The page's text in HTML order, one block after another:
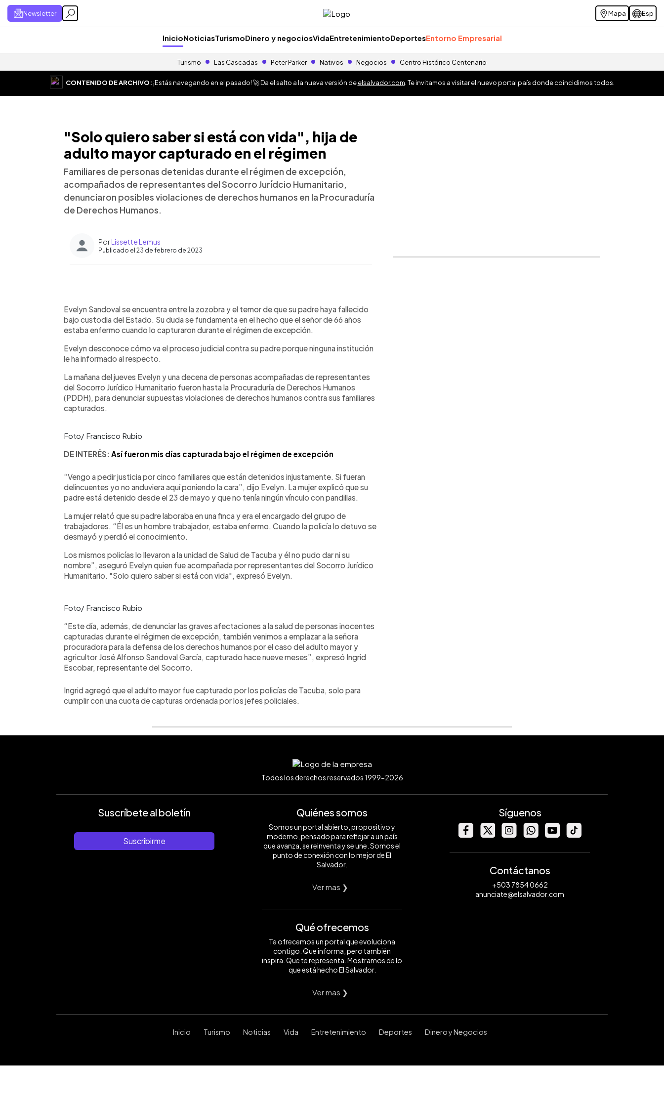
Newsletter Mapa Esp
InicioNoticiasTurismoDinero y negociosVidaEntretenimientoDeportesEntorno Empresarial
Turismo Las Cascadas Peter Parker Nativos Negocios Centro Histórico Centenario
CONTENIDO DE ARCHIVO:¡Estás navegando en el pasado! 🚀 Da el salto a la nueva versión deelsalvador.com . Te invitamos a visitar el nuevo portal país donde coincidimos todos.
"Solo quiero saber si está con vida", hija de
adulto mayor capturado en el régimen
Familiares de personas detenidas durante el régimen de excepción,
acompañados de representantes del Socorro Jurídcio Humanitario,
denunciaron posibles violaciones de derechos humanos en la Procuraduría
de Derechos Humanos.
PorLissette Lemus
Publicado el 23 de febrero de 2023
Escuchar artículo
Evelyn Sandoval se encuentra entre la zozobra y el temor de que su padre haya fallecido
bajo custodia del Estado. Su duda se fundamenta en el hecho que el señor de 66 años
estaba enfermo cuando lo capturaron durante el régimen de excepción.
Evelyn desconoce cómo va el proceso judicial contra su padre porque ninguna institución
le ha informado al respecto.
La mañana del jueves Evelyn y una decena de personas acompañadas de representantes
del Socorro Jurídico Humanitario fueron hasta la Procuraduría de Derechos Humanos
(PDDH), para denunciar supuestas violaciones de derechos humanos contra sus familiares
capturados.
Foto/ Francisco Rubio
DE INTERÉS: Así fueron mis días capturada bajo el régimen de excepción
“Vengo a pedir justicia por cinco familiares que están detenidos injustamente. Si fueran
delincuentes yo no anduviera aquí poniendo la cara”, dijo Evelyn. La mujer explicó que su
padre está detenido desde el 23 de mayo y que no tenía ningún vínculo con pandillas.
La mujer relató que su padre laboraba en una finca y era el encargado del grupo de
trabajadores. “Él es un hombre trabajador, estaba enfermo. Cuando la policía lo detuvo se
desmayó y perdió el conocimiento.
Los mismos policías lo llevaron a la unidad de Salud de Tacuba y él no pudo dar ni su
nombre”, aseguró Evelyn quien fue acompañada por representantes del Socorro Jurídico
Humanitario. "Solo quiero saber si está con vida", expresó Evelyn.
Foto/ Francisco Rubio
“Este día, además, de denunciar las graves afectaciones a la salud de personas inocentes
capturadas durante el régimen de excepción, también venimos a emplazar a la señora
procuradora para la defensa de los derechos humanos por el caso del adulto mayor y
agricultor José Alfonso Sandoval García, capturado hace nueve meses”, expresó Ingrid
Escobar, representante del Socorro.
Ingrid agregó que el adulto mayor fue capturado por los policías de Tacuba, solo para
cumplir con una cuota de capturas ordenada por los jefes policiales.
Todos los derechos reservados 1999-2026
Suscríbete al boletín
Suscribirme
Quiénes somos
Somos un portal abierto, propositivo y
moderno, pensado para reflejar a un país
que avanza, se reinventa y se une. Somos el
punto de conexión con lo mejor de El
Salvador.
Ver mas ❯
Qué ofrecemos
Te ofrecemos un portal que evoluciona
contigo. Que informa, pero también
inspira. Que te representa. Mostramos de lo
que está hecho El Salvador.
Ver mas ❯
Síguenos
Contáctanos
+503 7854 0662
anunciate@elsalvador.com
Inicio Turismo Noticias Vida Entretenimiento Deportes Dinero y Negocios